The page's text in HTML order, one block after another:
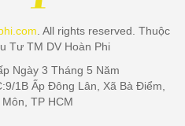
. All rights reserved. Thuộc
Tư TM DV Hoàn Phi
Ngày 3 Tháng 5 Năm
1B Ấp Đông Lân, Xã Bà Điểm,
TP HCM